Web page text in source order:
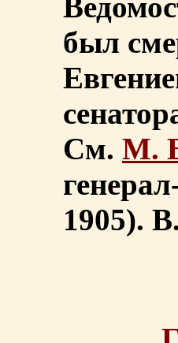
был
См. М.
1905).